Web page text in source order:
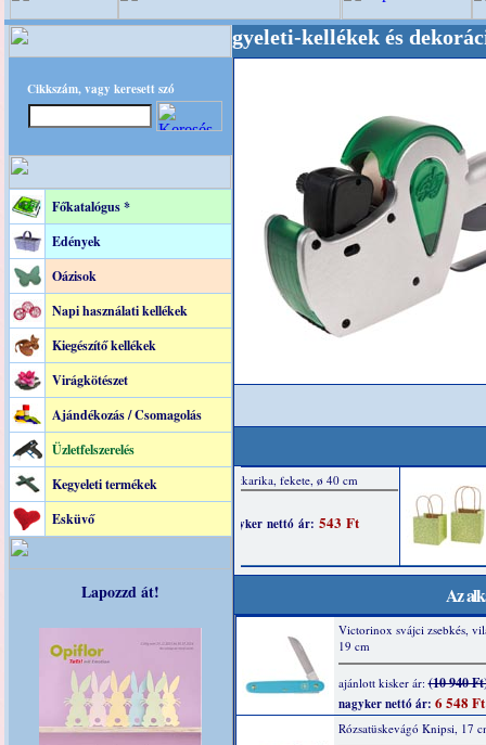
Cikkszám, vagy keresett szó
Főkatalógus *
Edények
Oázisok
Napi használati kellékek
Kiegészítő kellékek
Virágkötészet
Ajándékozás / Csomagolás
Üzletfelszerelés
Kegyeleti termékek
Esküvő
Lapozzd át!
, Kegyeleti-kellékek és dekoráció!
Az
Victorinox svájci zsebkés,
19 cm
ajánlott kisker ár:(10 940
nagyker nettó ár: 6 548 Ft
Rózsatüskevágó Knipsi, 17